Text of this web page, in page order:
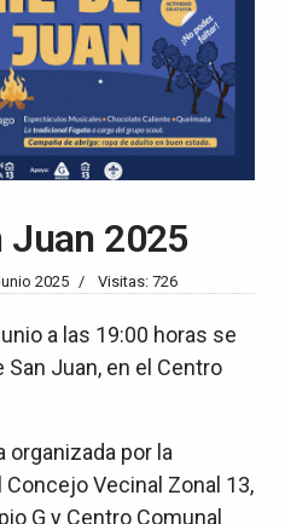
Juan 2025
2025 Visitas: 726
a las 19:00 horas se
Juan, en el Centro
organizada por la
Vecinal Zonal 13,
G y Centro Comunal